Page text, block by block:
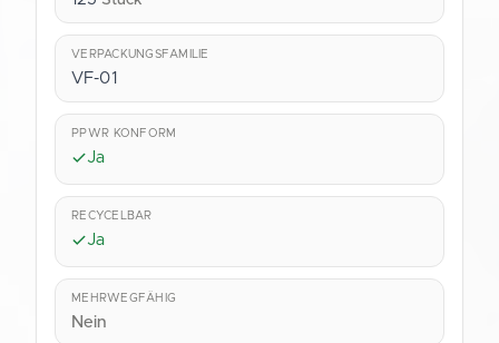
VERPACKUNGSFAMILIE
VF-01
PPWR KONFORM
Ja
RECYCELBAR
Ja
MEHRWEGFÄHIG
Nein